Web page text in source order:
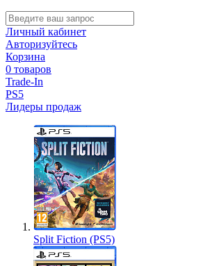
Личный кабинет
Авторизуйтесь
Корзина
0 товаров
Trade-In
PS5
Лидеры продаж
Split Fiction (PS5)